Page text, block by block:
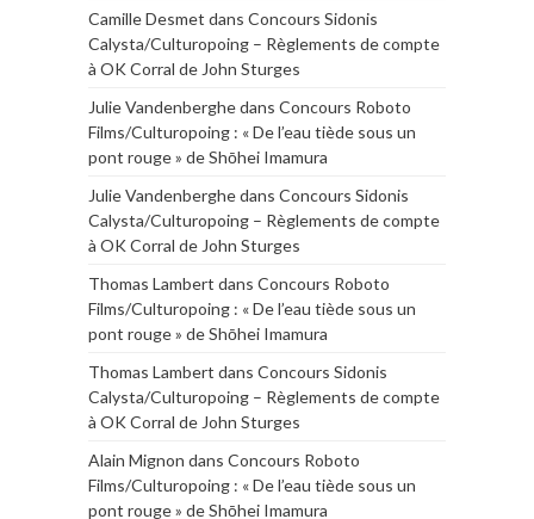
Camille Desmet dans Concours Sidonis
Calysta/Culturopoing – Règlements de compte
à OK Corral de John Sturges
Julie Vandenberghedans Concours Roboto
Films/Culturopoing : « De l’eau tiède sous un
pont rouge » de Shōhei Imamura
Julie Vandenberghedans Concours Sidonis
Calysta/Culturopoing – Règlements de compte
à OK Corral de John Sturges
Thomas Lambert dans Concours Roboto
Films/Culturopoing : « De l’eau tiède sous un
pont rouge » de Shōhei Imamura
Thomas Lambert dans Concours Sidonis
Calysta/Culturopoing – Règlements de compte
à OK Corral de John Sturges
Alain Mignon dans Concours Roboto
Films/Culturopoing : « De l’eau tiède sous un
pont rouge » de Shōhei Imamura